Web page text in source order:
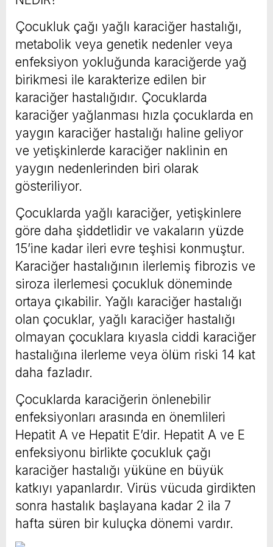
Çocukluk çağı yağlı karaciğer hastalığı,
metabolik veya genetik nedenler veya
enfeksiyon yokluğunda karaciğerde yağ
birikmesi ile karakterize edilen bir
karaciğer hastalığıdır. Çocuklarda
karaciğer yağlanması hızla çocuklarda en
yaygın karaciğer hastalığı haline geliyor
ve yetişkinlerde karaciğer naklinin en
yaygın nedenlerinden biri olarak
gösteriliyor.
Çocuklarda yağlı karaciğer, yetişkinlere
göre daha şiddetlidir ve vakaların yüzde
15’ine kadar ileri evre teşhisi konmuştur.
Karaciğer hastalığının ilerlemiş fibrozis ve
siroza ilerlemesi çocukluk döneminde
ortaya çıkabilir. Yağlı karaciğer hastalığı
olan çocuklar, yağlı karaciğer hastalığı
olmayan çocuklara kıyasla ciddi karaciğer
hastalığına ilerleme veya ölüm riski 14 kat
daha fazladır.
Çocuklarda karaciğerin önlenebilir
enfeksiyonları arasında en önemlileri
Hepatit A ve Hepatit E’dir. Hepatit A ve E
enfeksiyonu birlikte çocukluk çağı
karaciğer hastalığı yüküne en büyük
katkıyı yapanlardır. Virüs vücuda girdikten
sonra hastalık başlayana kadar 2 ila 7
hafta süren bir kuluçka dönemi vardır.